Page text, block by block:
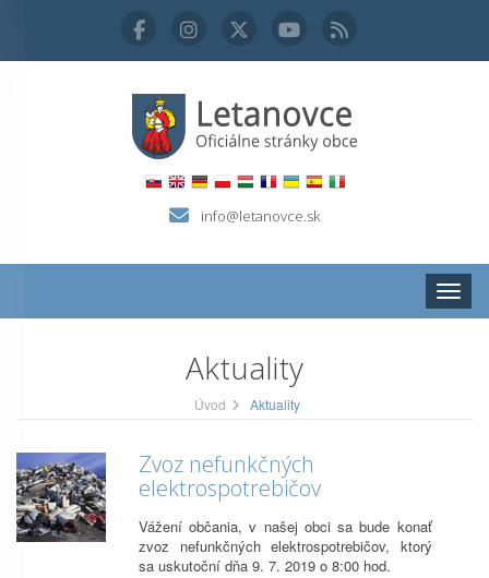
info@letanovce.sk
Aktuality
Úvod Aktuality
Zvoz nefunkčných
elektrospotrebičov
Vážení občania, v našej obci sa bude konať
zvoz nefunkčných elektrospotrebičov, ktorý
sa uskutoční dňa 9. 7. 2019 o 8:00 hod.